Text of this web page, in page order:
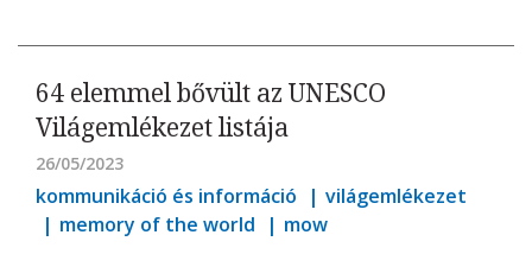
64 elemmel bővült az UNESCO
Világemlékezet listája
26/05/2023
kommunikáció és információ
világemlékezet
memory of the world
mow